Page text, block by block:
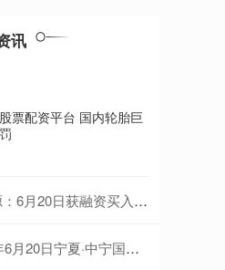
讯
票配资平台 国内轮胎巨
日获融资买入6182.80万元
宁国际枸杞交易中心价格行情